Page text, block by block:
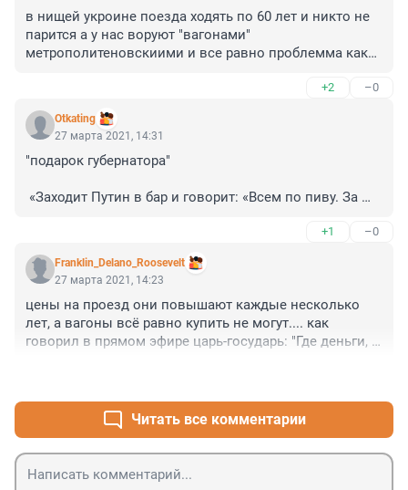
в нищей укроине поезда ходять по 60 лет и никто не
парится а у нас воруют "вагонами"
метрополитеновскиими и все равно проблемма кака
+2 –0
Otkating
27 марта 2021, 14:31
"подарок губернатора"
«Заходит Путин в бар и говорит: «Всем по пиву. За
+1 –0
Franklin_Delano_Roosevelt
27 марта 2021, 14:23
цены на проезд они повышают каждые несколько
лет, а вагоны всё равно купить не могут.... как
говорил в прямом эфире царь-государь: "Где деньги,
Читать все комментарии